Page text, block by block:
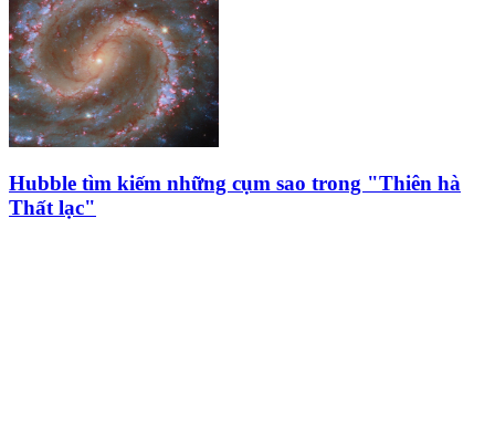
Hubble tìm kiếm những cụm sao trong "Thiên hà
Thất lạc"